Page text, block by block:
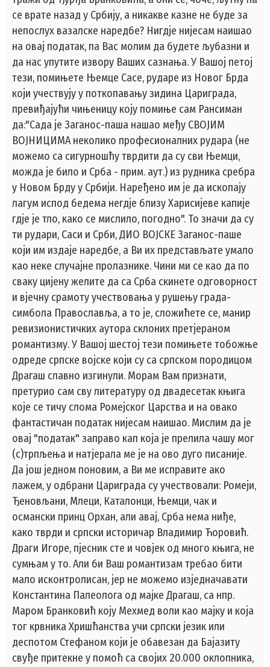
се врате назад у Србију, а никакве казне не буде за
непослух вазалске наредбе? Нигдје нијесам наишао
на овај податак, па Вас молим да будете љубазни и
да нас упутите извору Ваших сазнања. У Вашој петој
тези, помињете Њемце Сасе, рударе из Новог Брда
који учествују у поткопавању зидина Цариграда,
превиђајући чињеницу коју помиње сам Рансиман
да:"Сада је Заганос-паша нашао међу СВОЈИМ
ВОЈНИЦИМА неколико професионалних рудара (не
можемо са сигурношћу тврдити да су сви Њемци,
можда је било и Срба - прим. аут.) из рудника сребра
у Новом Брду у Србији. Наређено им је да ископају
лагум испод бедема негдје близу Харисијеве капије
гдје је тло, како се мислило, погодно". То значи да су
ти рудари, Саси и Срби, ДИО ВОЈСКЕ Заганос-паше
који им издаје наредбе, а Ви их представљате умало
као неке случајне пролазнике. Чини ми се као да по
сваку цијену желите да са Срба скинете одговорност
и вјечну срамоту учествовања у рушењу града-
симбола Православља, а то је, сложићете се, манир
ревизионистичких аутора склоних претјераном
романтизму. У Вашој шестој тези помињете тобожње
одреде српске војске који су са српском породицом
Драгаш славно изгинули. Морам Вам признати,
претурио сам сву литературу од двадесетак књига
које се тичу слома Ромејског Царства и на овако
фантастичан податак нијесам наишао. Мислим да је
овај "податак" заправо кап која је прелила чашу мог
(с)трпљења и натјерала ме је на ово дуго писаније.
Да још једном поновим, а Ви ме исправите ако
лажем, у одбрани Цариграда су учествовали: Ромеји,
Ђеновљани, Млеци, Каталонци, Њемци, чак и
османски принц Орхан, али авај, Срба нема ниђе,
како тврди и српски историчар Владимир Ћоровић.
Драги Игоре, пјесник сте и човјек од много књига, не
сумњам у то. Али би Ваш романтизам требао бити
мало исконтролисан, јер не можемо изједначавати
Константина Палеолога од мајке Драгаш, са нпр.
Маром Бранковић коју Мехмед воли као мајку и која
тог крвника Хришћанства учи српски језик или
деспотом Стефаном који је обавезан да Бајазиту
свуђе притекне у помоћ са својих 20.000 оклопника,